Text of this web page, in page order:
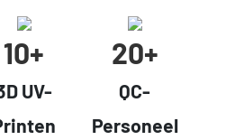
10+
UV-
20+
QC-
Personeel